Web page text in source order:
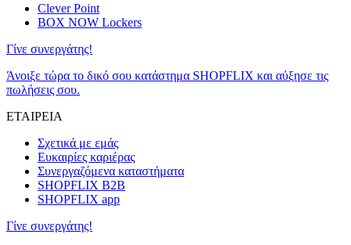
Clever Point
BOX NOW Lockers
Γίνε συνεργάτης!
Άνοιξε τώρα το δικό σου κατάστημα SHOPFLIX και αύξησε τις
πωλήσεις σου.
ΕΤΑΙΡΕΙΑ
Σχετικά με εμάς
Ευκαιρίες καριέρας
Συνεργαζόμενα καταστήματα
SHOPFLIX B2B
SHOPFLIX app
Γίνε συνεργάτης!